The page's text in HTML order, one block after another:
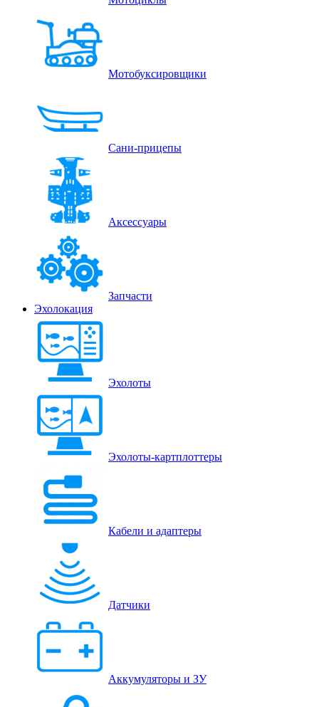
Мотобуксировщики
Сани-прицепы
Аксессуары
Запчасти
Эхолокация
Эхолоты
Эхолоты-картплоттеры
Кабели и адаптеры
Датчики
Аккумуляторы и ЗУ